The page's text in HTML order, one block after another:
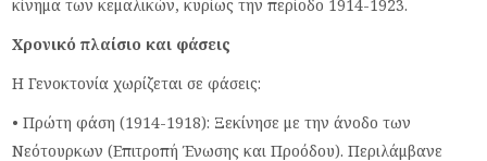
κίνημα των κεμαλικών, κυρίως την περίοδο 1914-1923.
Χρονικό πλαίσιο και φάσεις
Η Γενοκτονία χωρίζεται σε φάσεις:
• Πρώτη φάση (1914-1918): Ξεκίνησε με την άνοδο των
Νεότουρκων (Επιτροπή Ένωσης και Προόδου). Περιλάμβανε